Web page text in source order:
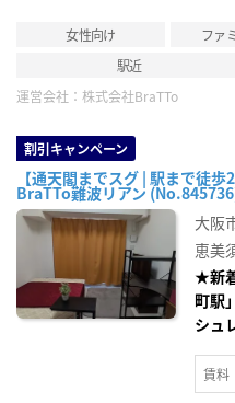
女性向け ファ
駅近
運営会社： 株式会社BraTTo
割引キャンペーン
【通天閣までスグ | 駅まで徒歩
BraTTo難波リアン
大阪
恵美
★新
町駅
シュ
賃料